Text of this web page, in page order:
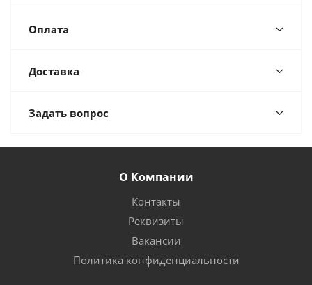
Оплата
Доставка
Задать вопрос
О Компании
Контакты
Реквизиты
Вакансии
Политика конфиденциальности